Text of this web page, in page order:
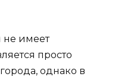
имеет
просто
однако в